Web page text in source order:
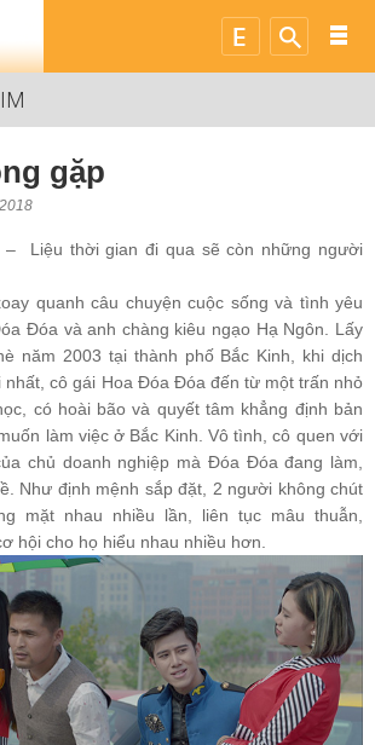
gặp
– Liệu thời gian đi qua sẽ còn những người
quanh câu chuyện cuộc sống và tình yêu
Đóa và anh chàng kiêu ngạo Hạ Ngôn. Lấy
năm 2003 tại thành phố Bắc Kinh, khi dịch
nhất, cô gái Hoa Đóa Đóa đến từ một trấn nhỏ
có hoài bão và quyết tâm khẳng định bản
làm việc ở Bắc Kinh. Vô tình, cô quen với
chủ doanh nghiệp mà Đóa Đóa đang làm,
Như định mệnh sắp đặt, 2 người không chút
mặt nhau nhiều lần, liên tục mâu thuẫn,
hội cho họ hiểu nhau nhiều hơn.